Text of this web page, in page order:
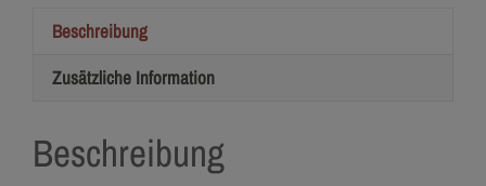
Beschreibung
Zusätzliche Information
Beschreibung